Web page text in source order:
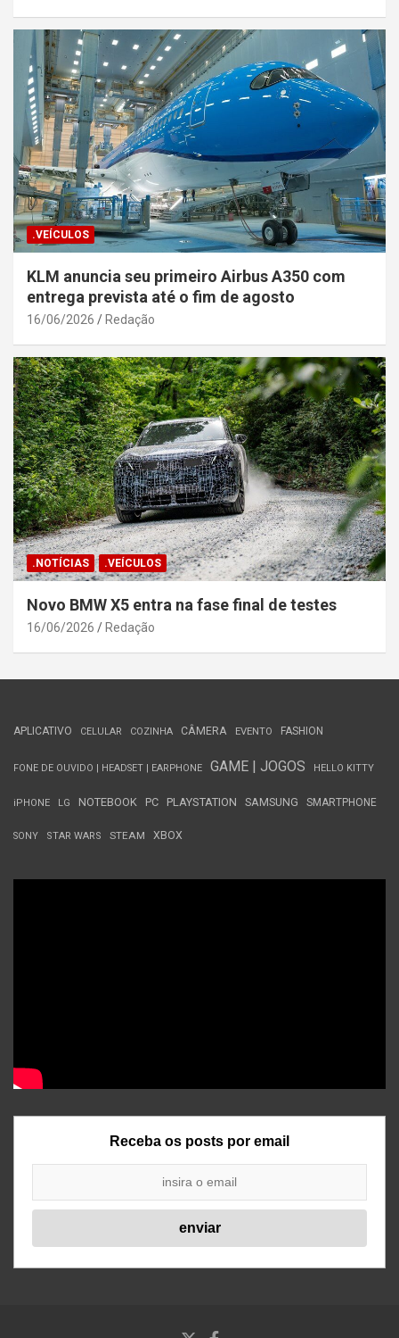
.VEÍCULOS
KLM anuncia seu primeiro Airbus A350 com
entrega prevista até o fim de agosto
16/06/2026 Redação
.NOTÍCIAS .VEÍCULOS
Novo BMW X5 entra na fase final de testes
16/06/2026 Redação
APLICATIVO CELULAR COZINHA CÂMERA EVENTO FASHION
FONE DE OUVIDO | HEADSET | EARPHONE GAME | JOGOS HELLO KITTY
iPHONE LG NOTEBOOK PC PLAYSTATION SAMSUNG SMARTPHONE
SONY STAR WARS STEAM XBOX
Receba os posts por email